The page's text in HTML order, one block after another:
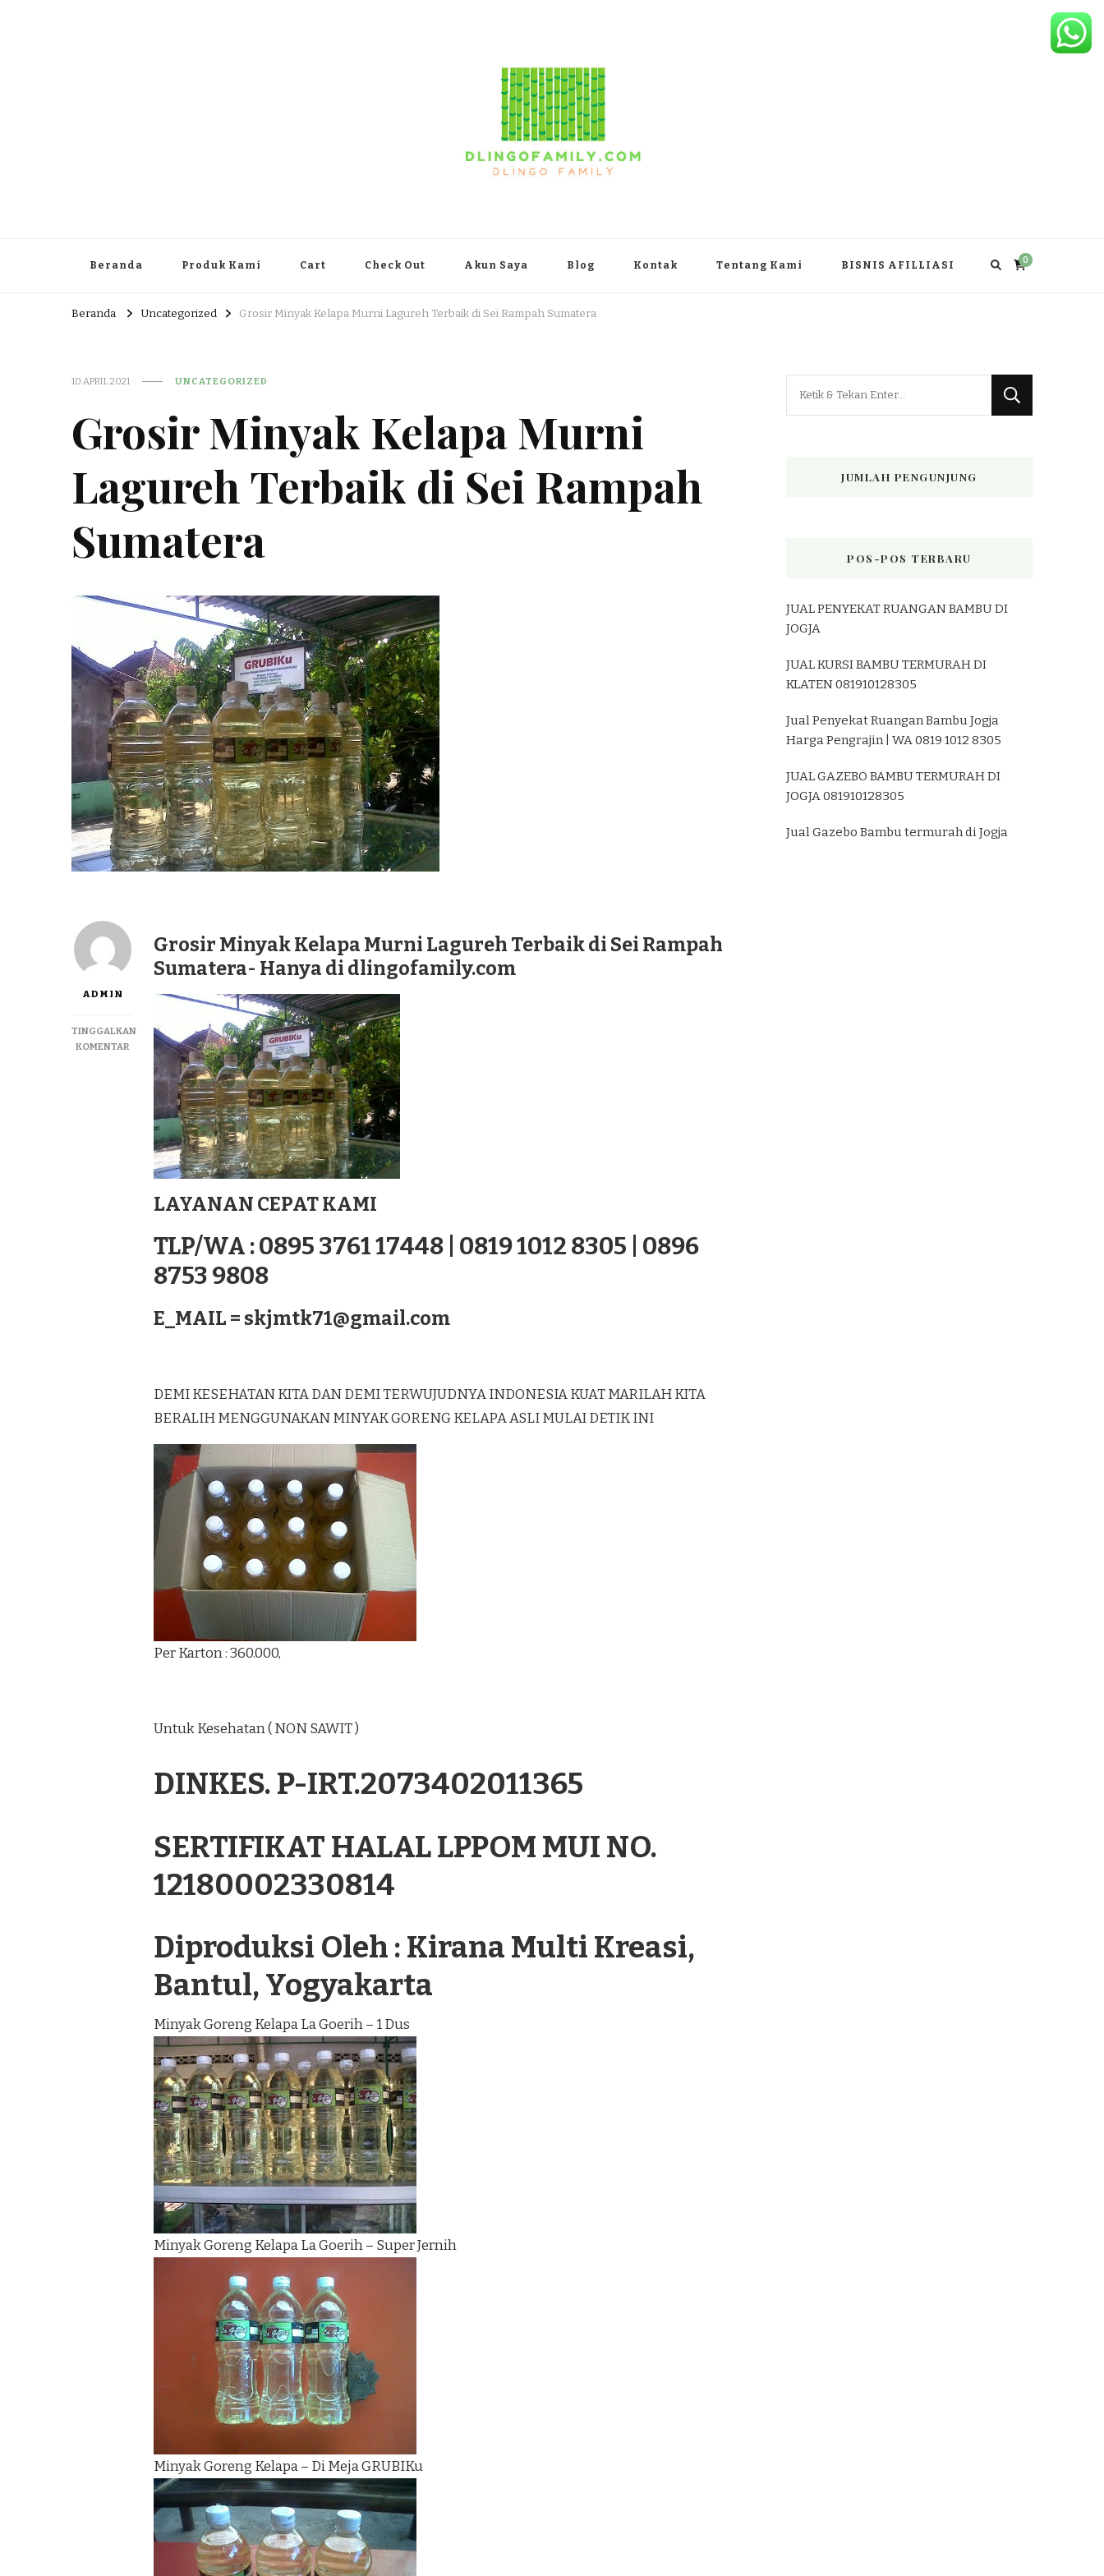
Beranda Produk Kami Cart Check Out Akun Saya Blog Kontak Tentang Kami BISNIS AFILLIASI 0
Beranda Uncategorized Grosir Minyak Kelapa Murni Lagureh Terbaik di Sei Rampah Sumatera
10 APRIL 2021 UNCATEGORIZED
Grosir Minyak Kelapa Murni
Lagureh Terbaik di Sei Rampah
Sumatera
ADMIN
TINGGALKAN
KOMENTARPADA
MINYAK
MURNI
LAGUREH
TERBAIK
SUMATERA
Grosir Minyak Kelapa Murni Lagureh Terbaik di Sei Rampah
Sumatera- Hanya di dlingofamily.com
LAYANAN CEPAT KAMI
TLP/WA : 0895 3761 17448 | 0819 1012 8305 | 0896
8753 9808
E_MAIL = skjmtk71@gmail.com
DEMI KESEHATAN KITA DAN DEMI TERWUJUDNYA INDONESIA KUAT MARILAH KITA
BERALIH MENGGUNAKAN MINYAK GORENG KELAPA ASLI MULAI DETIK INI
Per Karton : 360.000,
Untuk Kesehatan ( NON SAWIT )
DINKES. P-IRT.2073402011365
SERTIFIKAT HALAL LPPOM MUI NO.
12180002330814
Diproduksi Oleh : Kirana Multi Kreasi,
Bantul, Yogyakarta
Minyak Goreng Kelapa La Goerih – 1 Dus
Minyak Goreng Kelapa La Goerih – Super Jernih
Minyak Goreng Kelapa – Di Meja GRUBIKu
JUMLAH PENGUNJUNG
POS-POS TERBARU
JUAL PENYEKAT RUANGAN BAMBU DI
JOGJA
JUAL KURSI BAMBU TERMURAH DI
KLATEN 081910128305
Jual Penyekat Ruangan Bambu Jogja
Harga Pengrajin | WA 0819 1012 8305
JUAL GAZEBO BAMBU TERMURAH DI
JOGJA 081910128305
Jual Gazebo Bambu termurah di Jogja